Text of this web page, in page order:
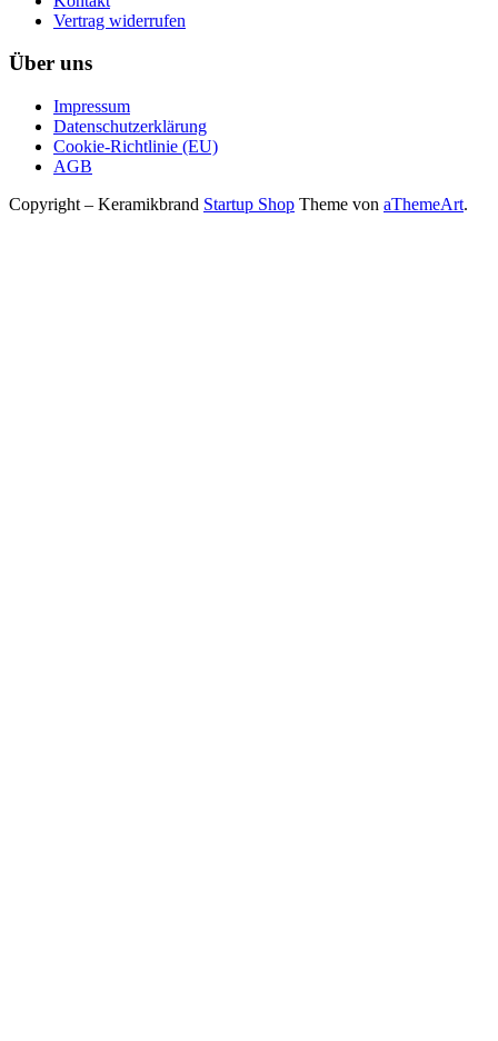
Vertrag widerrufen
Über uns
Impressum
Datenschutzerklärung
Cookie-Richtlinie (EU)
AGB
Copyright – Keramikbrand Startup Shop Theme von aThemeArt.